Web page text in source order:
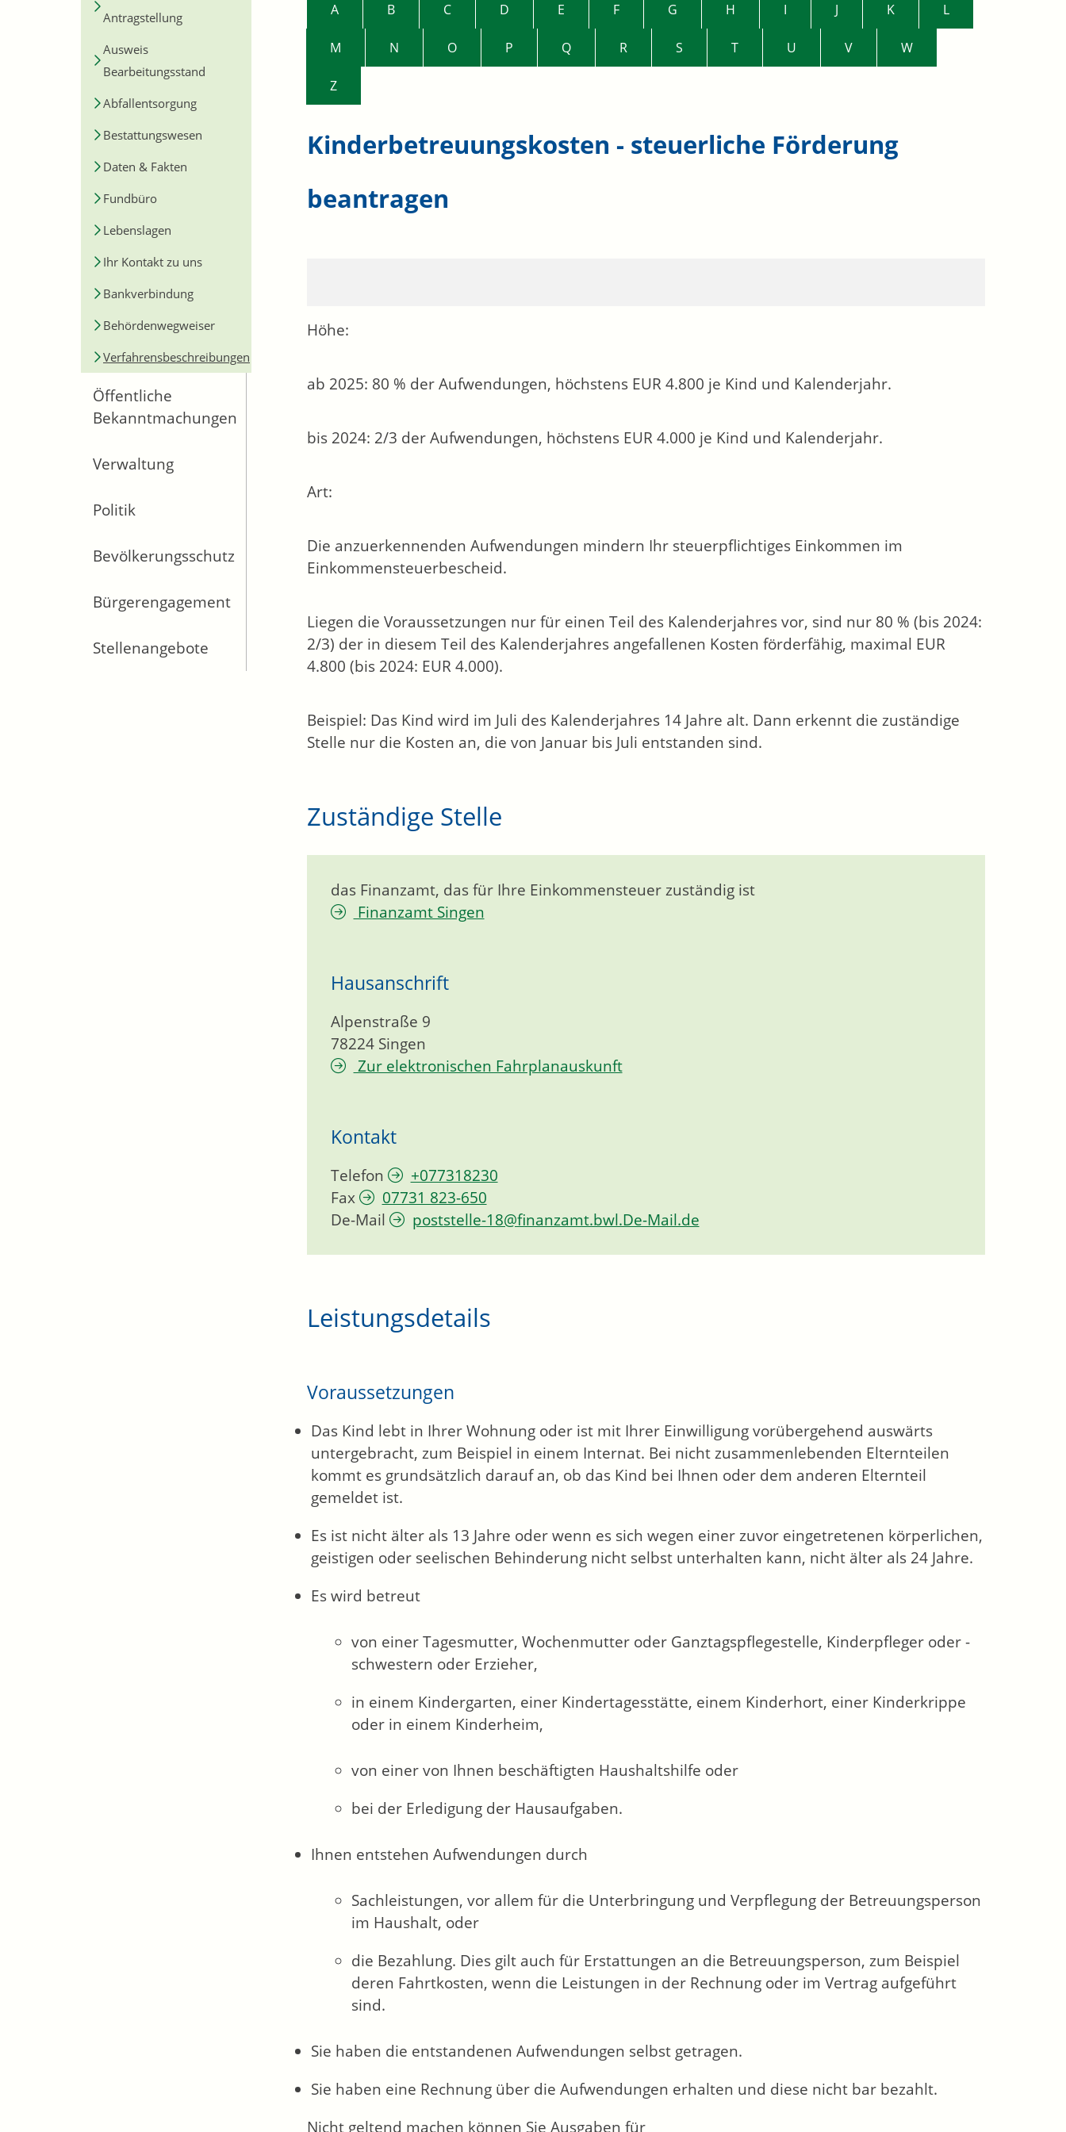
Antragstellung
Ausweis
Bearbeitungsstand
Abfallentsorgung
Bestattungswesen
Daten & Fakten
Fundbüro
Lebenslagen
Ihr Kontakt zu uns
Bankverbindung
Behördenwegweiser
Verfahrensbeschreibungen
Öffentliche
Bekanntmachungen
Verwaltung
Politik
Bevölkerungsschutz
Bürgerengagement
Stellenangebote
A B C D E F G H I J K L
M N O P Q R S T U V W
Z
Kinderbetreuungskosten - steuerliche Förderung
beantragen
Höhe:
ab 2025: 80 % der Aufwendungen, höchstens EUR 4.800 je Kind und Kalenderjahr.
bis 2024: 2/3 der Aufwendungen, höchstens EUR 4.000 je Kind und Kalenderjahr.
Art:
Die anzuerkennenden Aufwendungen mindern Ihr steuerpflichtiges Einkommen im
Einkommensteuerbescheid.
Liegen die Voraussetzungen nur für einen Teil des Kalenderjahres vor, sind nur 80 % (bis 2024:
2/3) der in diesem Teil des Kalenderjahres angefallenen Kosten förderfähig, maximal EUR
4.800 (bis 2024: EUR 4.000).
Beispiel: Das Kind wird im Juli des Kalenderjahres 14 Jahre alt. Dann erkennt die zuständige
Stelle nur die Kosten an, die von Januar bis Juli entstanden sind.
Zuständige Stelle
das Finanzamt, das für Ihre Einkommensteuer zuständig ist
Finanzamt Singen
Hausanschrift
Alpenstraße 9
78224 Singen
Zur elektronischen Fahrplanauskunft
Kontakt
Telefon
+077318230
Fax
07731 823-650
De-Mail
poststelle-18@finanzamt.bwl.De-Mail.de
Leistungsdetails
Voraussetzungen
Das Kind lebt in Ihrer Wohnung oder ist mit Ihrer Einwilligung vorübergehend auswärts
untergebracht, zum Beispiel in einem Internat. Bei nicht zusammenlebenden Elternteilen
kommt es grundsätzlich darauf an, ob das Kind bei Ihnen oder dem anderen Elternteil
gemeldet ist.
Es ist nicht älter als 13 Jahre oder wenn es sich wegen einer zuvor eingetretenen körperlichen,
geistigen oder seelischen Behinderung nicht selbst unterhalten kann, nicht älter als 24 Jahre.
Es wird betreut
von einer Tagesmutter, Wochenmutter oder Ganztagspflegestelle, Kinderpfleger oder -
schwestern oder Erzieher,
in einem Kindergarten, einer Kindertagesstätte, einem Kinderhort, einer Kinderkrippe
oder in einem Kinderheim,
von einer von Ihnen beschäftigten Haushaltshilfe oder
bei der Erledigung der Hausaufgaben.
Ihnen entstehen Aufwendungen durch
Sachleistungen, vor allem für die Unterbringung und Verpflegung der Betreuungsperson
im Haushalt, oder
die Bezahlung. Dies gilt auch für Erstattungen an die Betreuungsperson, zum Beispiel
deren Fahrtkosten, wenn die Leistungen in der Rechnung oder im Vertrag aufgeführt
sind.
Sie haben die entstandenen Aufwendungen selbst getragen.
Sie haben eine Rechnung über die Aufwendungen erhalten und diese nicht bar bezahlt.
Nicht geltend machen können Sie Ausgaben für